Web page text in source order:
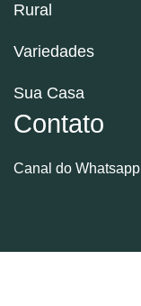
Rural
Variedades
Sua Casa
Contato
Canal do Whatsapp